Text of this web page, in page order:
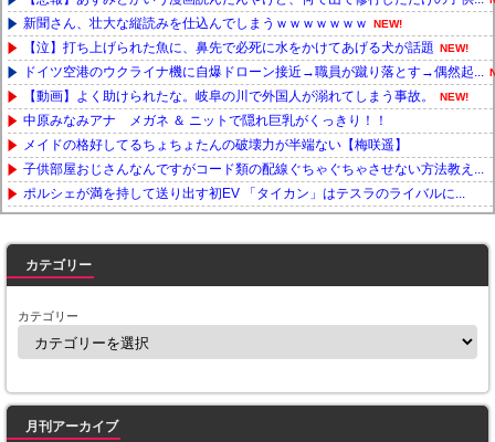
新聞さん、壮大な縦読みを仕込んでしまうｗｗｗｗｗｗｗ NEW!
【泣】打ち上げられた魚に、鼻先で必死に水をかけてあげる犬が話題 NEW!
ドイツ空港のウクライナ機に自爆ドローン接近→職員が蹴り落とす→偶然起...
【動画】よく助けられたな。岐阜の川で外国人が溺れてしまう事故。 NEW!
中原みなみアナ メガネ ＆ ニットで隠れ巨乳がくっきり！！
メイドの格好してるちょちょたんの破壊力が半端ない【梅咲遥】
子供部屋おじさんなんですがコード類の配線ぐちゃぐちゃさせない方法教え...
ポルシェが満を持して送り出す初EV 「タイカン」はテスラのライバルに...
カテゴリー
カテゴリー
月刊アーカイブ